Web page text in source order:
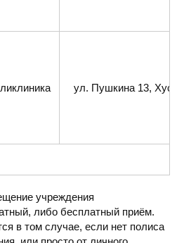
ул. Пушкина 13, Хуст,
учреждения
либо бесплатный приём.
в том случае, если нет полиса